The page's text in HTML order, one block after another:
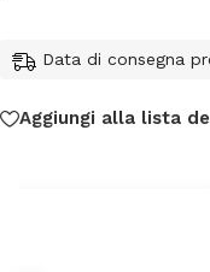
Data di consegna
Aggiungi alla lista